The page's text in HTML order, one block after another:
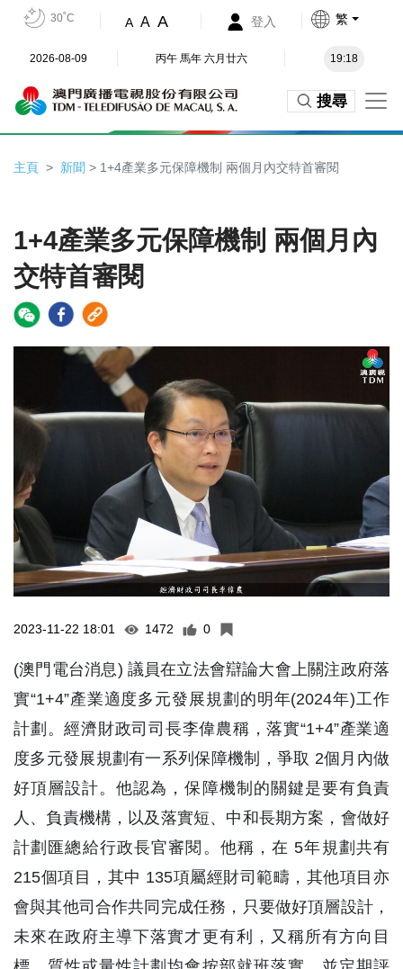
30˚C A A A 登入 繁
2026-08-09 丙午 馬年 六月廿六 19:18
搜尋
主頁 新聞 > 1+4產業多元保障機制 兩個月內交特首審閱
1+4產業多元保障機制 兩個月內
交特首審閱
2023-11-22 18:01 1472 0
(澳門電台消息) 議員在立法會辯論大會上關注政府落
實“1+4”產業適度多元發展規劃的明年(2024年)工作
計劃。經濟財政司司長李偉農稱，落實“1+4”產業適
度多元發展規劃有一系列保障機制，爭取 2個月內做
好頂層設計。他認為，保障機制的關鍵是要有負責
人、負責機構，以及落實短、中和長期方案，會做好
計劃匯總給行政長官審閱。他稱，在 5年規劃共有
215個項目，其中 135項屬經財司範疇，其他項目亦
會與其他司合作共同完成任務，只要做好頂層設計，
未來在政府主導下落實才更有利，又稱所有方向目